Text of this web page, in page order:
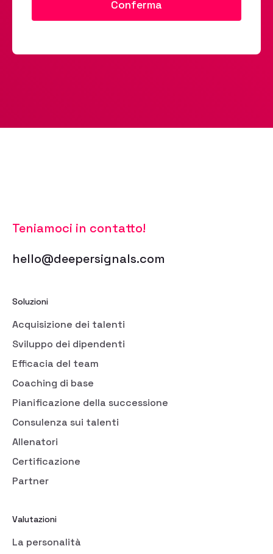
Teniamoci in contatto!
hello@deepersignals.com
Soluzioni
Acquisizione dei talenti
Sviluppo dei dipendenti
Efficacia del team
Coaching di base
Pianificazione della successione
Consulenza sui talenti
Allenatori
Certificazione
Partner
Valutazioni
La personalità